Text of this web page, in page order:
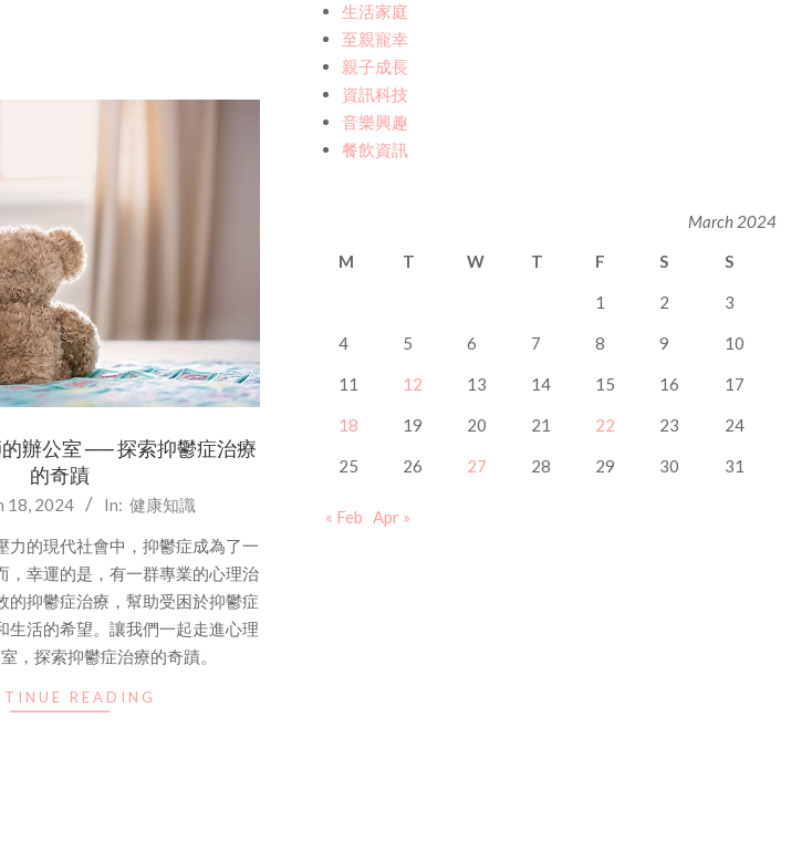
辦公室 ── 探索抑鬱症治療
的奇蹟
18, 2024 In: 健康知識
力的現代社會中，抑鬱症成為了一
，幸運的是，有一群專業的心理治
的抑鬱症治療，幫助受困於抑鬱症
生活的希望。讓我們一起走進心理
，探索抑鬱症治療的奇蹟。
READING
生活家庭
至親寵幸
親子成長
資訊科技
音樂興趣
餐飲資訊
March 2024
M
T W T F S S
1 2 3
4 5 6 7 8 9 10
11 12 13 14 15 16 17
18 19 20 21 22 23 24
25 26 27 28 29 30 31
« Feb Apr »